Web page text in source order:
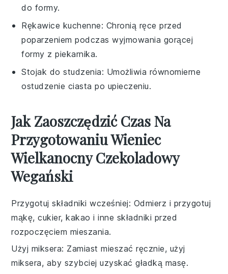
do formy.
Rękawice kuchenne: Chronią ręce przed
poparzeniem podczas wyjmowania gorącej
formy z piekarnika.
Stojak do studzenia: Umożliwia równomierne
ostudzenie ciasta po upieczeniu.
Jak Zaoszczędzić Czas Na
Przygotowaniu Wieniec
Wielkanocny Czekoladowy
Wegański
Przygotuj składniki wcześniej: Odmierz i przygotuj
mąkę,cukier,kakao i inne składniki przed
rozpoczęciem mieszania.
Użyj miksera: Zamiast mieszać ręcznie, użyj
miksera, aby szybciej uzyskać gładką masę.